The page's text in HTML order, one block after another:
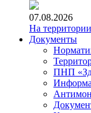
07.08.2026
На
Документы
ПНП